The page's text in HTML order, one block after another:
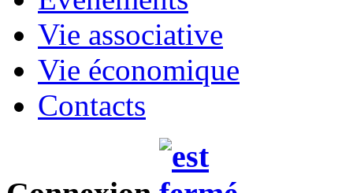
Vie associative
Vie économique
Contacts